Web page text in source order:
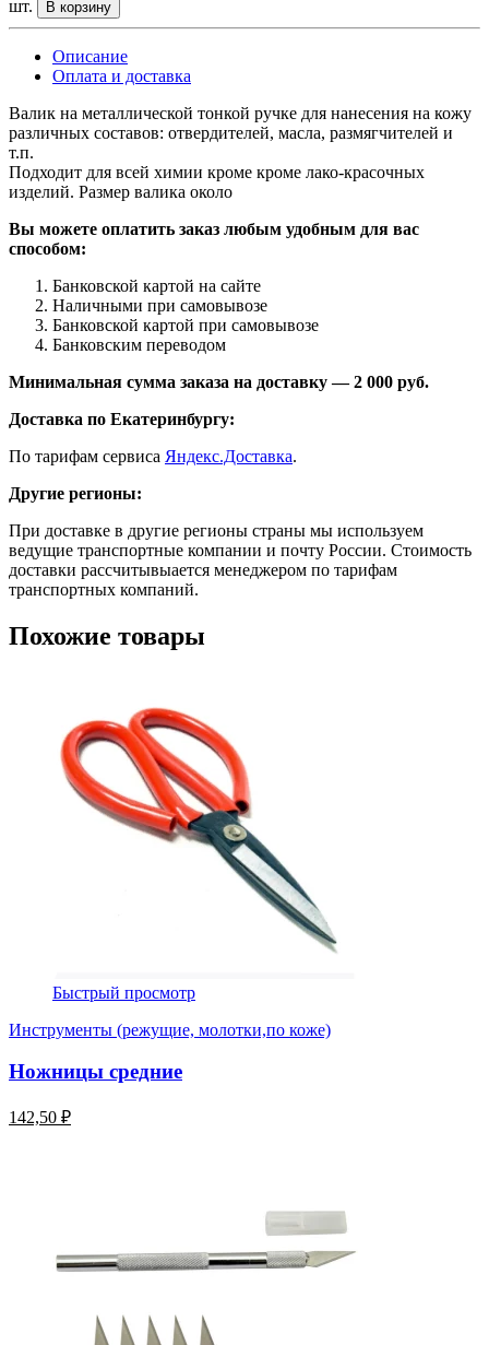
шт. В корзину
Описание
Оплата и доставка
Валик на металлической тонкой ручке для нанесения на кожу
различных составов: отвердителей, масла, размягчителей и
т.п.
Подходит для всей химии кроме кроме лако-красочных
изделий. Размер валика около
Вы можете оплатить заказ любым удобным для вас
способом:
Банковской картой на сайте
Наличными при самовывозе
Банковской картой при самовывозе
Банковским переводом
Минимальная сумма заказа на доставку — 2 000 руб.
Доставка по Екатеринбургу:
По тарифам сервиса Яндекс.Доставка.
Другие регионы:
При доставке в другие регионы страны мы используем
ведущие транспортные компании и почту России. Стоимость
доставки рассчитывыается менеджером по тарифам
транспортных компаний.
Похожие товары
Быстрый просмотр
Инструменты (режущие, молотки,по коже)
Ножницы средние
142,50 ₽